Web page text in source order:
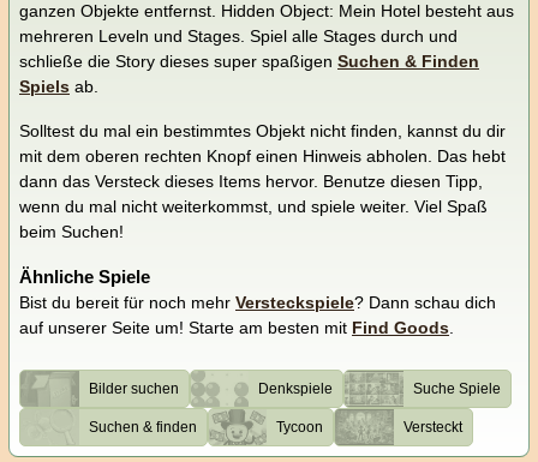
ganzen Objekte entfernst. Hidden Object: Mein Hotel besteht aus
mehreren Leveln und Stages. Spiel alle Stages durch und
schließe die Story dieses super spaßigen Suchen & Finden
Spiels ab.
Solltest du mal ein bestimmtes Objekt nicht finden, kannst du dir
mit dem oberen rechten Knopf einen Hinweis abholen. Das hebt
dann das Versteck dieses Items hervor. Benutze diesen Tipp,
wenn du mal nicht weiterkommst, und spiele weiter. Viel Spaß
beim Suchen!
Ähnliche Spiele
Bist du bereit für noch mehr Versteckspiele? Dann schau dich
auf unserer Seite um! Starte am besten mit Find Goods.
Bilder suchen Denkspiele Suche Spiele
Suchen & finden Tycoon Versteckt